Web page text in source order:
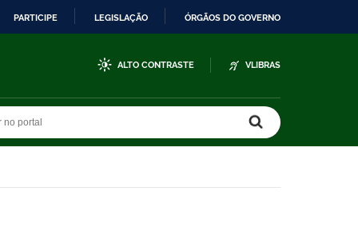
PARTICIPE LEGISLAÇÃO ÓRGÃOS DO GOVERNO
ALTO CONTRASTE VLIBRAS